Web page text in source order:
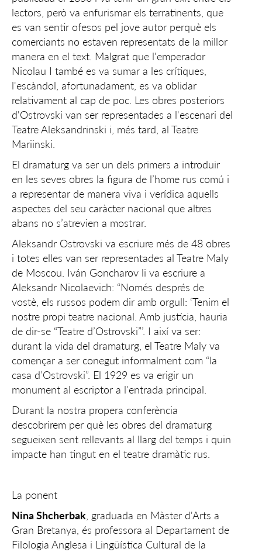
lectors, però va enfurismar els terratinents, que
es van sentir ofesos pel jove autor perquè els
comerciants no estaven representats de la millor
manera en el text. Malgrat que l'emperador
Nicolau I també es va sumar a les crítiques,
l'escàndol, afortunadament, es va oblidar
relativament al cap de poc. Les obres posteriors
d'Ostrovski van ser representades a l'escenari del
Teatre Aleksandrinski i, més tard, al Teatre
Mariinski.
El dramaturg va ser un dels primers a introduir
en les seves obres la figura de l’home rus comú i
a representar de manera viva i verídica aquells
aspectes del seu caràcter nacional que altres
abans no s’atrevien a mostrar.
Aleksandr Ostrovski va escriure més de 48 obres
i totes elles van ser representades al Teatre Maly
de Moscou. Iván Goncharov li va escriure a
Aleksandr Nicolaevich: “Només després de
vostè, els russos podem dir amb orgull: ‘Tenim el
nostre propi teatre nacional. Amb justícia, hauria
de dir-se “Teatre d’Ostrovski”’. I així va ser:
durant la vida del dramaturg, el Teatre Maly va
començar a ser conegut informalment com “la
casa d’Ostrovski”. El 1929 es va erigir un
monument al escriptor a l'entrada principal.
Durant la nostra propera conferència
descobrirem per què les obres del dramaturg
segueixen sent rellevants al llarg del temps i quin
impacte han tingut en el teatre dramàtic rus.
La ponent
Nina Shcherbak , graduada en Màster d'Arts a
Gran Bretanya, és professora al Departament de
Filologia Anglesa i Lingüística Cultural de la